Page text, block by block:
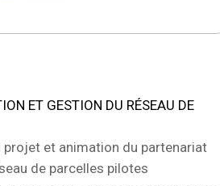
ET GESTION DU RÉSEAU DE
projet et animation du partenariat
de parcelles pilotes